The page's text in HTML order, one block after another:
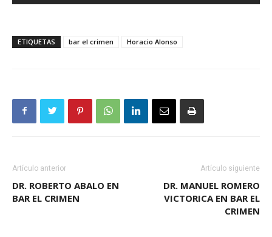
ETIQUETAS bar el crimen Horacio Alonso
Artículo anterior
DR. ROBERTO ABALO EN
BAR EL CRIMEN
Artículo siguiente
DR. MANUEL ROMERO
VICTORICA EN BAR EL
CRIMEN